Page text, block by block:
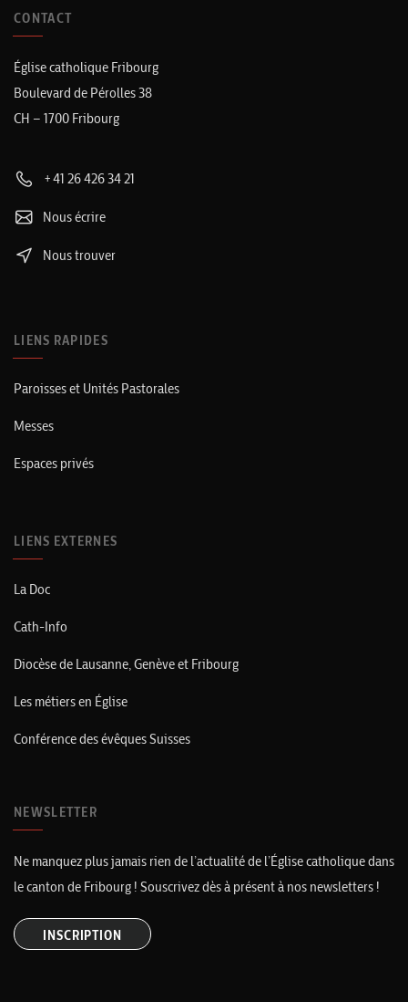
CONTACT
Église catholique Fribourg
Boulevard de Pérolles 38
CH – 1700 Fribourg
+41 26 426 34 21
Nous écrire
Nous trouver
LIENS RAPIDES
Paroisses et Unités Pastorales
Messes
Espaces privés
LIENS EXTERNES
La Doc
Cath-Info
Diocèse de Lausanne, Genève et Fribourg
Les métiers en Église
Conférence des évêques Suisses
NEWSLETTER
Ne manquez plus jamais rien de l’actualité de l’Église catholique dans
le canton de Fribourg ! Souscrivez dès à présent à nos newsletters !
INSCRIPTION